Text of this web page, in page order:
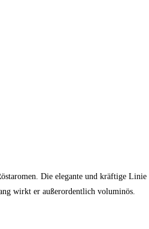
Die elegante und kräftige
wirkt er außerordentlich voluminös.